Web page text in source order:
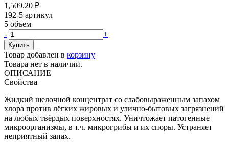
1,509.20 ₽
192-5 артикул
5 объем
-
+
Товар добавлен в корзину
Товара нет в наличии.
ОПИСАНИЕ
Свойства
Жидкий щелочной концентрат со слабовыраженным запахом
хлора против лёгких жировых и улично-бытовых загрязнений
на любых твёрдых поверхностях. Уничтожает патогенные
микроорганизмы, в т.ч. микрогрибы и их споры. Устраняет
неприятный запах.